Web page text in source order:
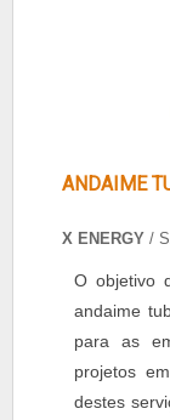
ANDAIME
X ENERGY /
O objetivo
andaime
para as
projetos em
destes